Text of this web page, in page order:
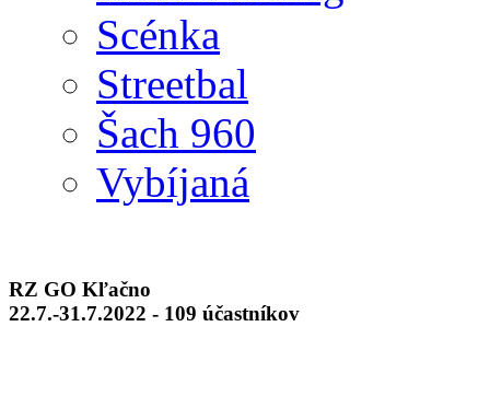
Scénka
Streetbal
Šach 960
Vybíjaná
RZ GO Kľačno
22.7.-31.7.2022 - 109 účastníkov